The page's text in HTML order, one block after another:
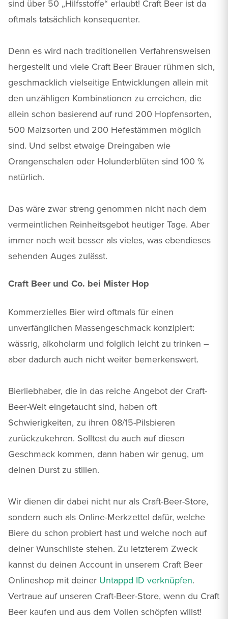
sind über 50 „Hilfsstoffe“ erlaubt! Craft Beer ist da
oftmals tatsächlich konsequenter.
Denn es wird nach traditionellen Verfahrensweisen
hergestellt und viele Craft Beer Brauer rühmen sich,
geschmacklich vielseitige Entwicklungen allein mit
den unzähligen Kombinationen zu erreichen, die
allein schon basierend auf rund 200 Hopfensorten,
500 Malzsorten und 200 Hefestämmen möglich
sind. Und selbst etwaige Dreingaben wie
Orangenschalen oder Holunderblüten sind 100 %
natürlich.
Das wäre zwar streng genommen nicht nach dem
vermeintlichen Reinheitsgebot heutiger Tage. Aber
immer noch weit besser als vieles, was ebendieses
sehenden Auges zulässt.
Craft Beer und Co. bei Mister Hop
Kommerzielles Bier wird oftmals für einen
unverfänglichen Massengeschmack konzipiert:
wässrig, alkoholarm und folglich leicht zu trinken –
aber dadurch auch nicht weiter bemerkenswert.
Bierliebhaber, die in das reiche Angebot der Craft-
Beer-Welt eingetaucht sind, haben oft
Schwierigkeiten, zu ihren 08/15-Pilsbieren
zurückzukehren. Solltest du auch auf diesen
Geschmack kommen, dann haben wir genug, um
deinen Durst zu stillen.
Wir dienen dir dabei nicht nur als Craft-Beer-Store,
sondern auch als Online-Merkzettel dafür, welche
Biere du schon probiert hast und welche noch auf
deiner Wunschliste stehen. Zu letzterem Zweck
kannst du deinen Account in unserem Craft Beer
Onlineshop mit deiner Untappd ID verknüpfen.
Vertraue auf unseren Craft-Beer-Store, wenn du Craft
Beer kaufen und aus dem Vollen schöpfen willst!